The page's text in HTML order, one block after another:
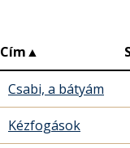
Cím▲
Csabi, a bátyám
Kézfogások